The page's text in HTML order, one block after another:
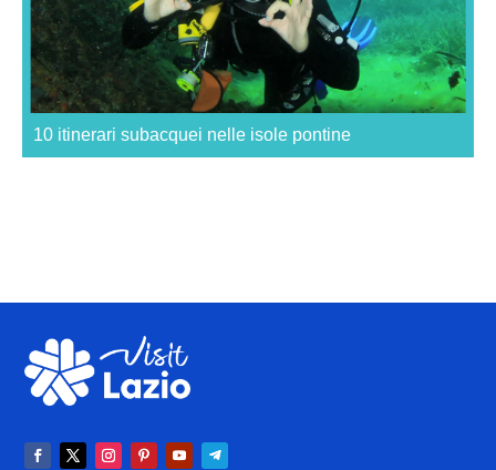
10 itinerari subacquei nelle isole pontine